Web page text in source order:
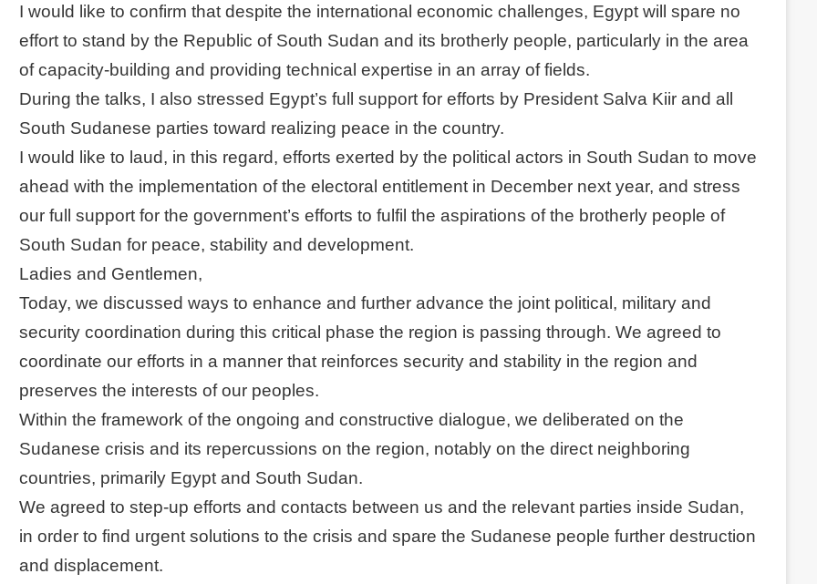
I would like to confirm that despite the international economic challenges, Egypt will spare no
effort to stand by the Republic of South Sudan and its brotherly people, particularly in the area
of capacity-building and providing technical expertise in an array of fields.
During the talks, I also stressed Egypt’s full support for efforts by President Salva Kiir and all
South Sudanese parties toward realizing peace in the country.
I would like to laud, in this regard, efforts exerted by the political actors in South Sudan to move
ahead with the implementation of the electoral entitlement in December next year, and stress
our full support for the government’s efforts to fulfil the aspirations of the brotherly people of
South Sudan for peace, stability and development.
Ladies and Gentlemen,
Today, we discussed ways to enhance and further advance the joint political, military and
security coordination during this critical phase the region is passing through. We agreed to
coordinate our efforts in a manner that reinforces security and stability in the region and
preserves the interests of our peoples.
Within the framework of the ongoing and constructive dialogue, we deliberated on the
Sudanese crisis and its repercussions on the region, notably on the direct neighboring
countries, primarily Egypt and South Sudan.
We agreed to step-up efforts and contacts between us and the relevant parties inside Sudan,
in order to find urgent solutions to the crisis and spare the Sudanese people further destruction
and displacement.